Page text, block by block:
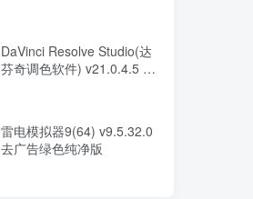
DaVinci Resolve Studio(达
芬奇调色软件) v21.0.4.5 中
雷电模拟器9(64) v9.5.32.0
去广告绿色纯净版